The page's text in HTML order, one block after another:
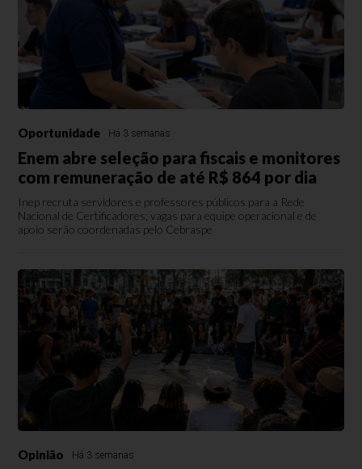
Oportunidade Há 3 semanas
Enem abre seleção para fiscais e monitores
com remuneração de até R$ 864 por dia
Inep recruta servidores e professores públicos para a Rede
Nacional de Certificadores; vagas para equipe operacional e de
apoio serão coordenadas pelo Cebraspe
Opinião Há 3 semanas